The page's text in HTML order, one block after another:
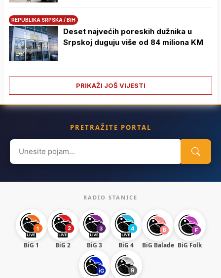
REPUBLIKA SRPSKA / BIH
Deset najvećih poreskih dužnika u
Srpskoj duguju više od 84 miliona KM
PRIKAŽI JOŠ VIJESTI
PRETRAŽITE PORTAL
Search
for:
RADIO STANICE
BiG 1 BiG 2 BiG 3 BiG 4 BiG Balade BiG Folk